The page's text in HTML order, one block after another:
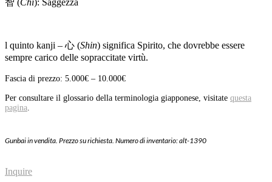
l quinto kanji – 心 (Shin) significa Spirito, che dovrebbe essere
sempre carico delle sopraccitate virtù.
Fascia di prezzo: 5.000€ – 10.000€
Per consultare il glossario della terminologia giapponese, visitate questa
pagina
Gunbai in vendita. Prezzo su richiesta. Numero di inventario: alt-1390
Inquire